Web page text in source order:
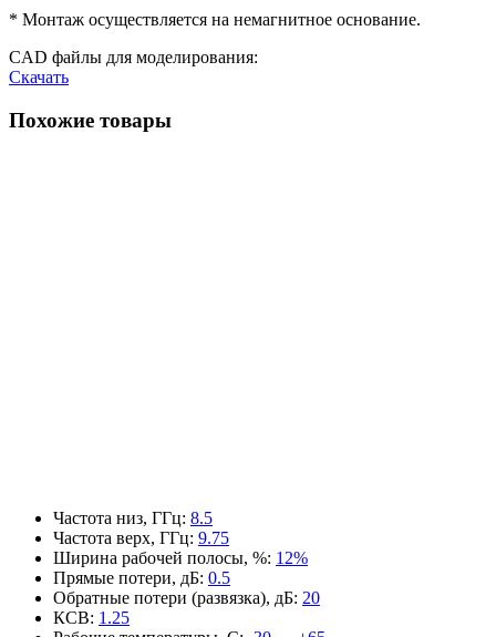
* Монтаж осуществляется на немагнитное основание.
CAD файлы для моделирования:
Скачать
Похожие товары
Частота низ, ГГц: 8.5
Частота верх, ГГц: 9.75
Ширина рабочей полосы, %: 12%
Прямые потери, дБ: 0.5
Обратные потери (развязка), дБ: 20
КСВ: 1.25